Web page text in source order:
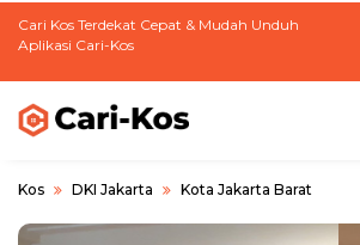
Cari Kos Terdekat Cepat & Mudah Unduh
Aplikasi Cari-Kos
Kos DKI Jakarta Kota Jakarta Barat